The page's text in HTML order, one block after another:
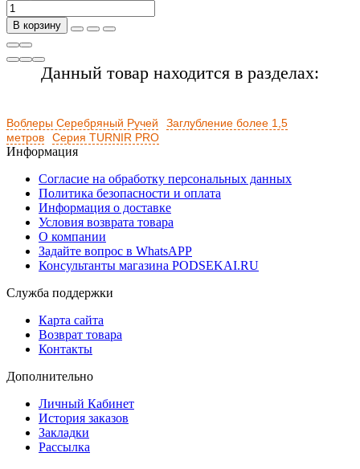
В корзину
Данный товар находится в разделах:
Воблеры Серебряный Ручей
Заглубление более 1,5
метров
Серия TURNIR PRO
Информация
Согласие на обработку персональных данных
Политика безопасности и оплата
Информация о доставке
Условия возврата товара
О компании
Задайте вопрос в WhatsAPP
Консультанты магазина PODSEKAI.RU
Служба поддержки
Карта сайта
Возврат товара
Контакты
Дополнительно
Личный Кабинет
История заказов
Закладки
Рассылка